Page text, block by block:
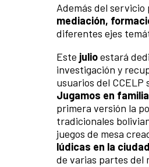
Además del
mediación,
diferentes ejes
Este julioestará
investigación y
usuarios del CCELP
Jugamos en familia
primera versión la
tradicionales
juegos de mesa
lúdicas en la ciudad
de varias partes del